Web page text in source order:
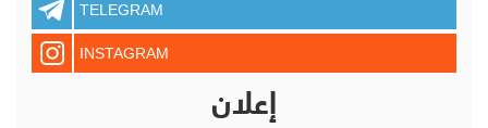
TELEGRAM
INSTAGRAM
إعلان